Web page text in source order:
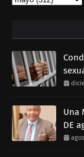
Una
DE